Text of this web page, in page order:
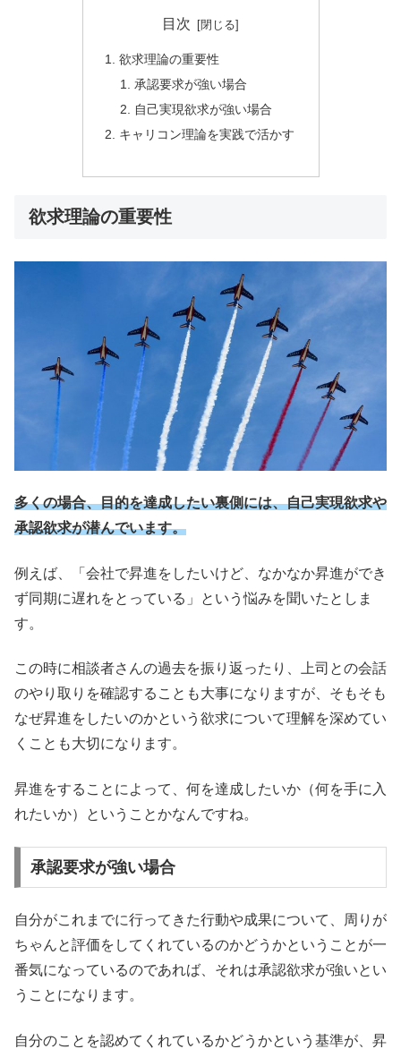
目次
欲求理論の重要性
承認要求が強い場合
自己実現欲求が強い場合
キャリコン理論を実践で活かす
欲求理論の重要性
多くの場合、目的を達成したい裏側には、自己実現欲求や
承認欲求が潜んでいます。
例えば、「会社で昇進をしたいけど、なかなか昇進ができ
ず同期に遅れをとっている」という悩みを聞いたとしま
す。
この時に相談者さんの過去を振り返ったり、上司との会話
のやり取りを確認することも大事になりますが、そもそも
なぜ昇進をしたいのかという欲求について理解を深めてい
くことも大切になります。
昇進をすることによって、何を達成したいか（何を手に入
れたいか）ということかなんですね。
承認要求が強い場合
自分がこれまでに行ってきた行動や成果について、周りが
ちゃんと評価をしてくれているのかどうかということが一
番気になっているのであれば、それは承認欲求が強いとい
うことになります。
自分のことを認めてくれているかどうかという基準が、昇